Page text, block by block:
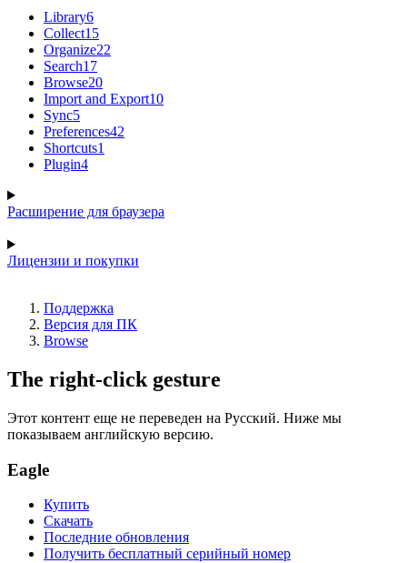
Library6
Collect15
Organize22
Search17
Browse20
Import and Export10
Sync5
Preferences42
Shortcuts1
Plugin4
Расширение для браузера
Лицензии и покупки
Поддержка
Версия для ПК
Browse
The right-click gesture
Этот контент еще не переведен на Русский. Ниже мы
показываем английскую версию.
Eagle
Купить
Скачать
Последние обновления
Получить бесплатный серийный номер